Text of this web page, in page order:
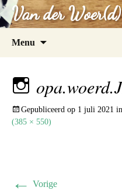
Van der
Menu
Gepubliceerd op 1 juli 2021 in
(385 × 550)
← Vorige